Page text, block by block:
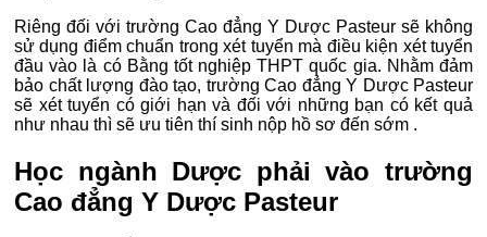
Riêng đối với trường Cao đẳng Y Dược Pasteur sẽ không
sử dụng điểm chuẩn trong xét tuyển mà điều kiện xét tuyển
đầu vào là có Bằng tốt nghiệp THPT quốc gia. Nhằm đảm
bảo chất lượng đào tạo, trường Cao đẳng Y Dược Pasteur
sẽ xét tuyển có giới hạn và đối với những bạn có kết quả
như nhau thì sẽ ưu tiên thí sinh nộp hồ sơ đến sớm .
Học ngành Dược phải vào trường
Cao đẳng Y Dược Pasteur